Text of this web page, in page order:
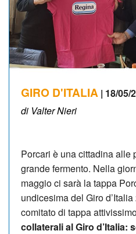
GIRO D'ITALIA | 18/05/
di Valter Nieri
Porcari è una cittadina alle
grande fermento. Nella
maggio ci sarà la tappa
undicesima del Giro
comitato di tappa
collaterali al Giro d’Italia: